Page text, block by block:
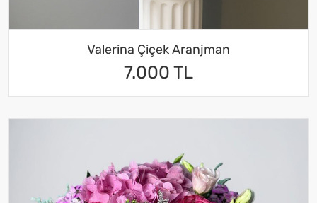
Valerina Çiçek Aranjman
7.000 TL